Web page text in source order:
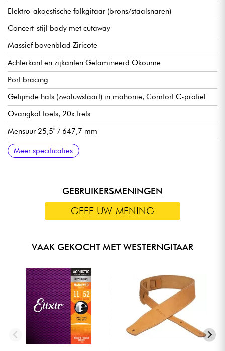
Elektro-akoestische folkgitaar (brons/staalsnaren)
Concert-stijl body met cutaway
Massief bovenblad Ziricote
Achterkant en zijkanten Gelamineerd Okoume
Port bracing
Gelijmde hals (zwaluwstaart) in mahonie, Comfort C-profiel
Ovangkol toets, 20x frets
Mensuur 25,5" / 647,7 mm
12" radius
Halsbreedte 1e fret 43 mm
Fishman voorversterker
Michael Kelly gesloten oliebad mechanieken
Zero-End Pin Ovangkol brug
Meer specificaties
GEBRUIKERSMENINGEN
GEEF UW MENING
VAAK GEKOCHT MET WESTERNGITAAR